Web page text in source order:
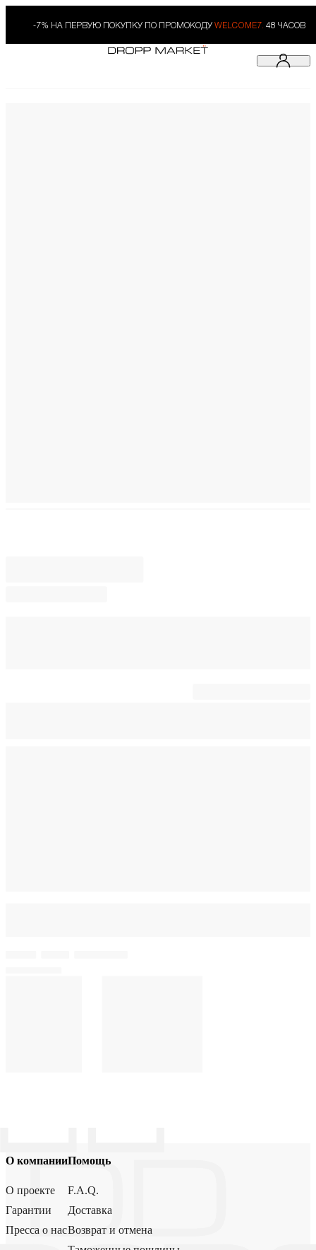
-7% НА ПЕРВУЮ ПОКУПКУ ПО ПРОМОКОДУ WELCOME7. 48 ЧАСОВ
О компании
О проекте
Гарантии
Пресса о нас
Помощь
F.A.Q.
Доставка
Возврат и отмена